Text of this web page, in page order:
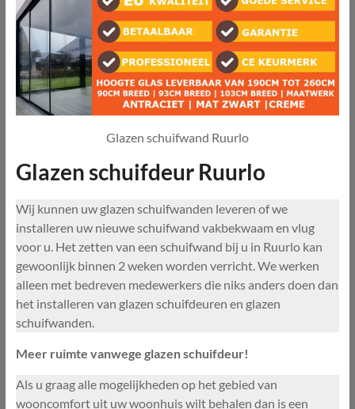
Glazen schuifwand Ruurlo
Glazen schuifdeur Ruurlo
Wij kunnen uw glazen schuifwanden leveren of we
installeren uw nieuwe schuifwand vakbekwaam en vlug
voor u. Het zetten van een schuifwand bij u in Ruurlo kan
gewoonlijk binnen 2 weken worden verricht. We werken
alleen met bedreven medewerkers die niks anders doen dan
het installeren van glazen schuifdeuren en glazen
schuifwanden.
Meer ruimte vanwege glazen schuifdeur!
Als u graag alle mogelijkheden op het gebied van
wooncomfort uit uw woonhuis wilt behalen dan is een